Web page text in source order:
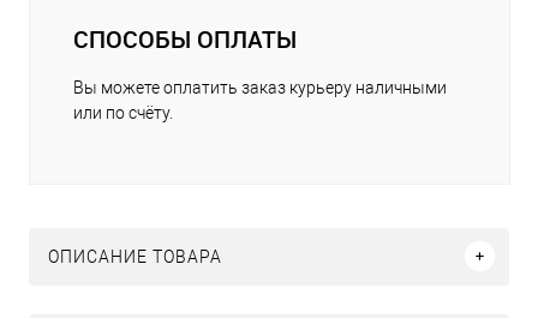
СПОСОБЫ ОПЛАТЫ
Вы можете оплатить заказ курьеру наличными
или по счёту.
ОПИСАНИЕ ТОВАРА